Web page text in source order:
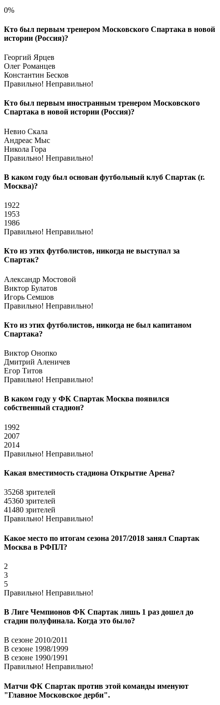
0%
Кто был первым тренером Московского Спартака в новой
истории (Россия)?
Георгий Ярцев
Олег Романцев
Константин Бесков
Правильно! Неправильно!
Кто был первым иностранным тренером Московского
Спартака в новой истории (Россия)?
Невио Скала
Андреас Мыс
Никола Гора
Правильно! Неправильно!
В каком году был основан футбольный клуб Спартак (г.
Москва)?
1922
1953
1986
Правильно! Неправильно!
Кто из этих футболистов, никогда не выступал за
Спартак?
Александр Мостовой
Виктор Булатов
Игорь Семшов
Правильно! Неправильно!
Кто из этих футболистов, никогда не был капитаном
Спартака?
Виктор Онопко
Дмитрий Аленичев
Егор Титов
Правильно! Неправильно!
В каком году у ФК Спартак Москва появился
собственный стадион?
1992
2007
2014
Правильно! Неправильно!
Какая вместимость стадиона Открытие Арена?
35268 зрителей
45360 зрителей
41480 зрителей
Правильно! Неправильно!
Какое место по итогам сезона 2017/2018 занял Спартак
Москва в РФПЛ?
2
3
5
Правильно! Неправильно!
В Лиге Чемпионов ФК Спартак лишь 1 раз дошел до
стадии полуфинала. Когда это было?
В сезоне 2010/2011
В сезоне 1998/1999
В сезоне 1990/1991
Правильно! Неправильно!
Матчи ФК Спартак против этой команды именуют
"Главное Московское дерби".